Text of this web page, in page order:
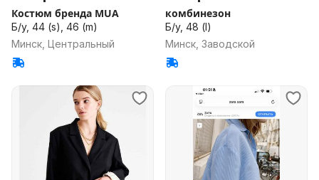
Костюм бренда MUA
Б/у, 44 (s), 46 (m)
Минск, Центральный
комбинезон
Б/у, 48 (l)
Минск, Заводской